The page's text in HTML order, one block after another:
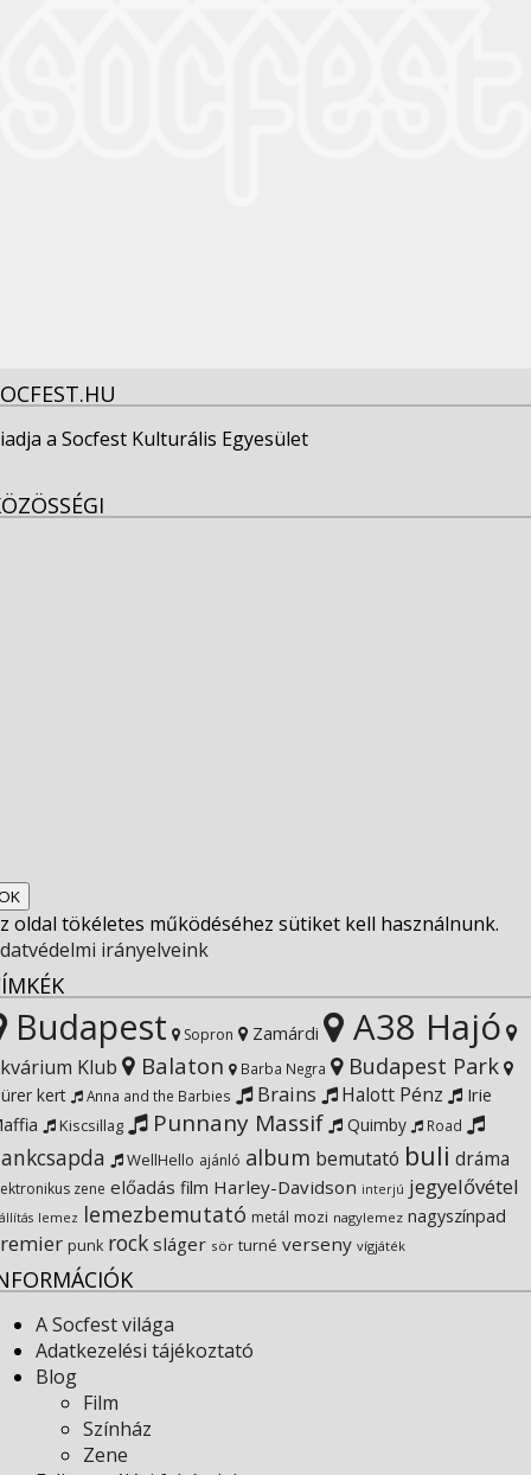
a Socfest Kulturális Egyesület
oldal tökéletes működéséhez sütiket kell használnunk.
irányelveink
Budapest Sopron Zamárdi A38 Hajó
Klub Balaton Barba Negra Budapest Park
kert Anna and the Barbies Brains Halott Pénz
Irie
Kiscsillag Punnany Massif Quimby Road
WellHello ajánló album bemutató buli dráma
zene előadás film Harley-Davidson interjú jegyelővétel
lemez lemezbemutató metál mozi nagylemez nagyszínpad
punk rock sláger sör turné verseny vígjáték
A Socfest világa
Adatkezelési tájékoztató
Blog
Film
Színház
Zene